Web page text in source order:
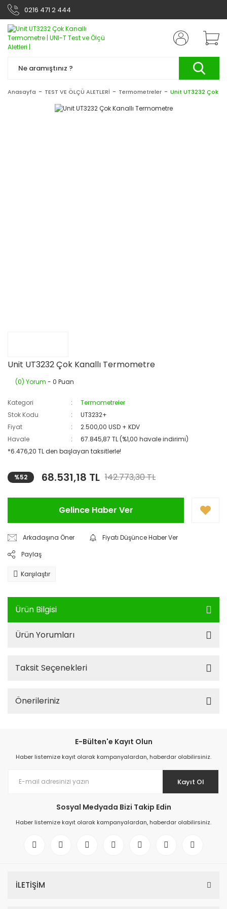
0216 471 2 444
Anasayfa TEST VE ÖLÇÜ ALETLERİ Termometreler Unit UT3232 Çok
Unit UT3232 Çok Kanallı Termometre
(0) Yorum - 0 Puan
Kategori
Termometreler
Stok Kodu
UT3232+
Fiyat
2.500,00 USD + KDV
Havale
67.845,87 TL (%1,00 havale indirimi)
*6.476,20 TL den başlayan taksitlerle!
%52 68.531,18 TL 142.773,30 TL
Gelince Haber Ver
Arkadaşına Öner
Fiyatı Düşünce Haber Ver
Paylaş
Karşılaştır
Ürün Bilgisi
Ürün Yorumları
Taksit Seçenekleri
Önerileriniz
E-Bülten'e Kayıt Olun
Haber listemize kayıt olarak kampanyalardan, haberdar olabilirsiniz.
Kayıt Ol
Sosyal Medyada Bizi Takip Edin
Haber listemize kayıt olarak kampanyalardan, haberdar olabilirsiniz.
İLETİŞİM